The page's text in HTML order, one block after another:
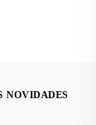
NOVIDADES